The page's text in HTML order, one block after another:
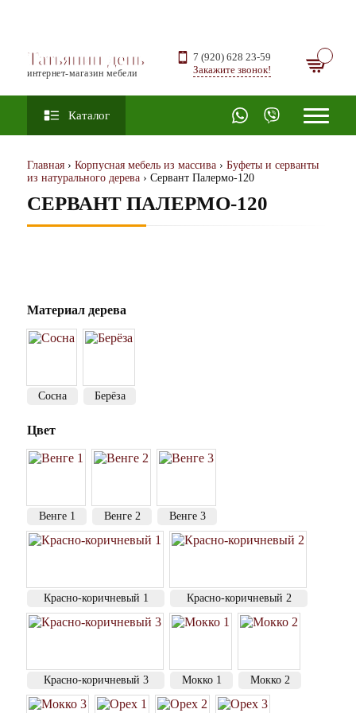
Татьянин день
интернет-магазин мебели
7 (920) 628 23-59
Закажите звонок!
Каталог
Главная › Корпусная мебель из массива › Буфеты и серванты
из натурального дерева › Сервант Палермо-120
СЕРВАНТ ПАЛЕРМО-120
Материал дерева
Сосна Берёза
Цвет
Венге 1 Венге 2 Венге 3
Красно-коричневый 1 Красно-коричневый 2
Красно-коричневый 3 Мокко 1 Мокко 2